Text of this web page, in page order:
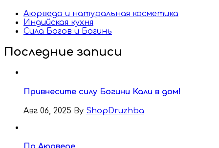
Аюрведа и натуральная косметика
Индийская кухня
Сила Богов и Богинь
Последние записи
Привнесите силу Богини Кали в дом!
Авг 06, 2025 By ShopDruzhba